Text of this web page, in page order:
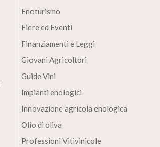
Enoturismo
Fiere ed Eventi
Finanziamenti e Leggi
Giovani Agricoltori
Guide Vini
Impianti enologici
Innovazione agricola enologica
Olio di oliva
Professioni Vitivinicole